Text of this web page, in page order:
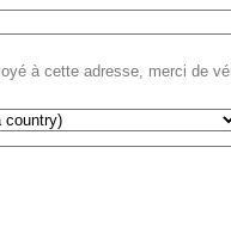
à cette adresse, merci de